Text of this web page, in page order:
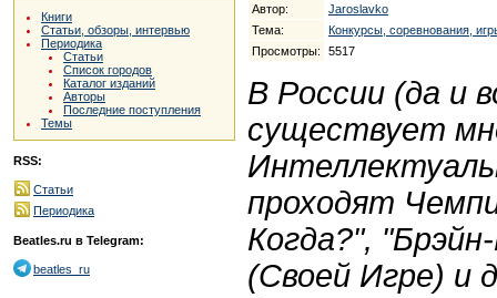
Книги
Статьи, обзоры, интервью
Периодика
Статьи
Список городов
Каталог изданий
Авторы
Последние поступления
Темы
RSS:
Статьи
Периодика
Beatles.ru в Telegram:
beatles_ru
Автор:
Jaroslavko
Тема:
Конкурсы, соревнования,
Просмотры:
5517
В России (да и
существует
проходят
Когда?",
(Своей Игре) и